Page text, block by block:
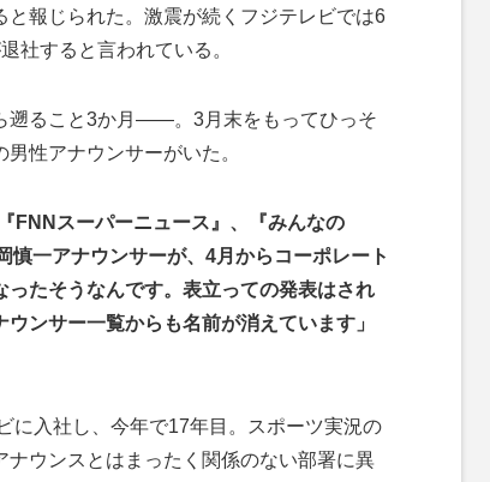
報じられた。激震が続くフジテレビでは6
社すると言われている。
遡ること3か月――。3月末をもってひっそ
性アナウンサーがいた。
FNNスーパーニュース』、『みんなの
一アナウンサーが、4月からコーポレート
たそうなんです。表立っての発表はされ
ンサー一覧からも名前が消えています」
入社し、今年で17年目。スポーツ実況の
ウンスとはまったく関係のない部署に異